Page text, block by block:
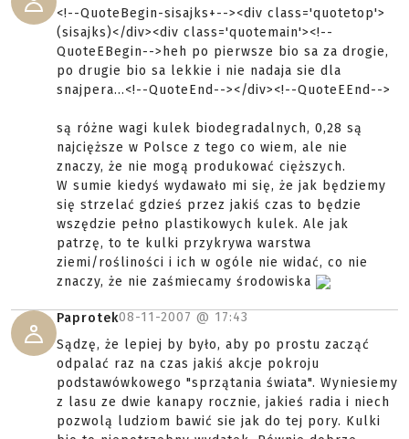
<!--QuoteBegin-sisajks+--><div class='quotetop'>
(sisajks)</div><div class='quotemain'><!--
QuoteEBegin-->heh po pierwsze bio sa za drogie,
po drugie bio sa lekkie i nie nadaja sie dla
snajpera...<!--QuoteEnd--></div><!--QuoteEEnd-->
są różne wagi kulek biodegradalnych, 0,28 są
najcięższe w Polsce z tego co wiem, ale nie
znaczy, że nie mogą produkować cięższych.
W sumie kiedyś wydawało mi się, że jak będziemy
się strzelać gdzieś przez jakiś czas to będzie
wszędzie pełno plastikowych kulek. Ale jak
patrzę, to te kulki przykrywa warstwa
ziemi/rośliności i ich w ogóle nie widać, co nie
znaczy, że nie zaśmiecamy środowiska
Paprotek08-11-2007 @ 17:43
Sądzę, że lepiej by było, aby po prostu zacząć
odpalać raz na czas jakiś akcje pokroju
podstawówkowego "sprzątania świata". Wyniesiemy
z lasu ze dwie kanapy rocznie, jakieś radia i niech
pozwolą ludziom bawić sie jak do tej pory. Kulki